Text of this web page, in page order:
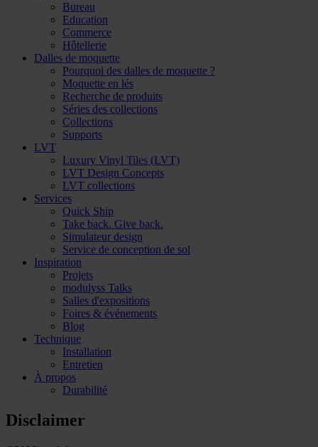
Bureau
Education
Commerce
Hôtellerie
Dalles de moquette
Pourquoi des dalles de moquette ?
Moquette en lés
Recherche de produits
Séries des collections
Collections
Supports
LVT
Luxury Vinyl Tiles (LVT)
LVT Design Concepts
LVT collections
Services
Quick Ship
Take back. Give back.
Simulateur design
Service de conception de sol
Inspiration
Projets
modulyss Talks
Salles d'expositions
Foires & événements
Blog
Technique
Installation
Entretien
À propos
Durabilité
Disclaimer